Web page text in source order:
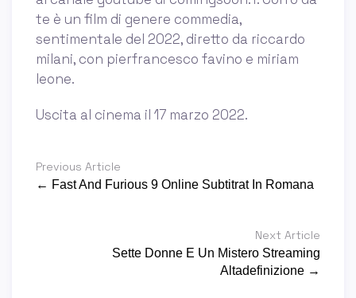
te è un film di genere commedia,
sentimentale del 2022, diretto da riccardo
milani, con pierfrancesco favino e miriam
leone.
Uscita al cinema il 17 marzo 2022.
Previous Article
← Fast And Furious 9 Online Subtitrat In Romana
Next Article
Sette Donne E Un Mistero Streaming
Altadefinizione →